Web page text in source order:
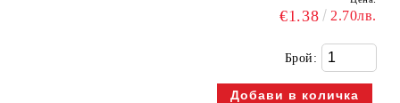
€1.38 2.70лв.
Брой: